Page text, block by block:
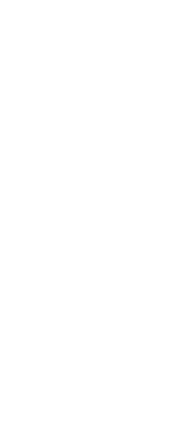
auf einem Endgerät
von Werbeanzeigen
Werbung
Werbung